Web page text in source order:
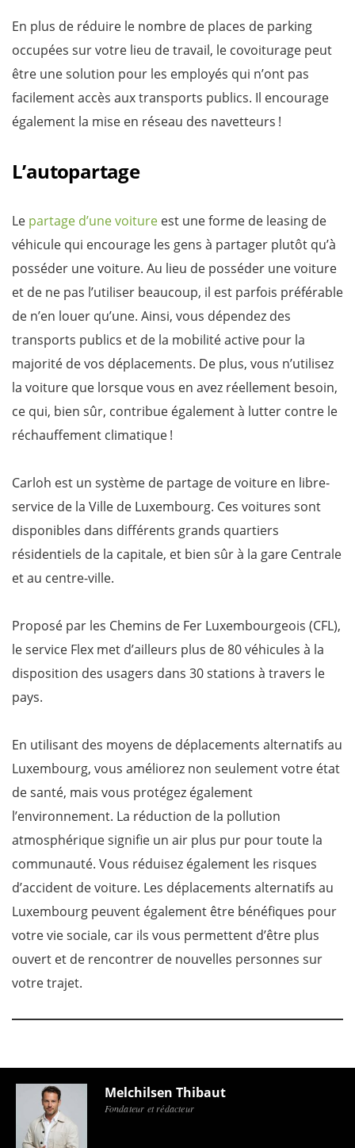
En plus de réduire le nombre de places de parking
occupées sur votre lieu de travail, le covoiturage peut
être une solution pour les employés qui n’ont pas
facilement accès aux transports publics. Il encourage
également la mise en réseau des navetteurs !
L’autopartage
Le partage d’une voiture est une forme de leasing de
véhicule qui encourage les gens à partager plutôt qu’à
posséder une voiture. Au lieu de posséder une voiture
et de ne pas l’utiliser beaucoup, il est parfois préférable
de n’en louer qu’une. Ainsi, vous dépendez des
transports publics et de la mobilité active pour la
majorité de vos déplacements. De plus, vous n’utilisez
la voiture que lorsque vous en avez réellement besoin,
ce qui, bien sûr, contribue également à lutter contre le
réchauffement climatique !
Carloh est un système de partage de voiture en libre-
service de la Ville de Luxembourg. Ces voitures sont
disponibles dans différents grands quartiers
résidentiels de la capitale, et bien sûr à la gare Centrale
et au centre-ville.
Proposé par les Chemins de Fer Luxembourgeois (CFL),
le service Flex met d’ailleurs plus de 80 véhicules à la
disposition des usagers dans 30 stations à travers le
pays.
En utilisant des moyens de déplacements alternatifs au
Luxembourg, vous améliorez non seulement votre état
de santé, mais vous protégez également
l’environnement. La réduction de la pollution
atmosphérique signifie un air plus pur pour toute la
communauté. Vous réduisez également les risques
d’accident de voiture. Les déplacements alternatifs au
Luxembourg peuvent également être bénéfiques pour
votre vie sociale, car ils vous permettent d’être plus
ouvert et de rencontrer de nouvelles personnes sur
votre trajet.
Melchilsen Thibaut
Fondateur et rédacteur